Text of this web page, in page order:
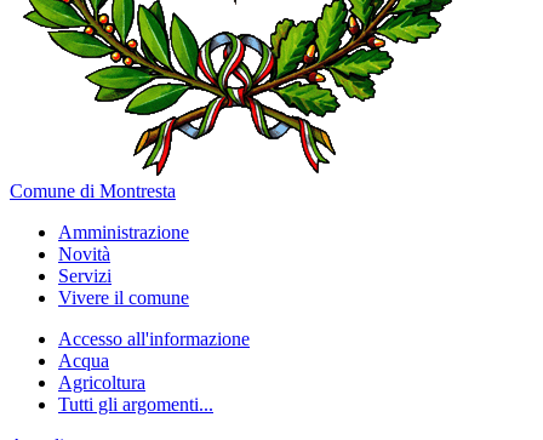
Comune di Montresta
Amministrazione
Novità
Servizi
Vivere il comune
Accesso all'informazione
Acqua
Agricoltura
Tutti gli argomenti...